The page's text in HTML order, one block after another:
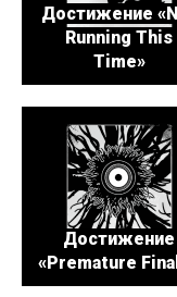
Достижение
Running This
Time»
Достижение
«Premature